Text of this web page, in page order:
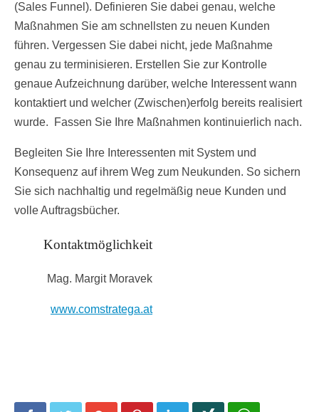
(Sales Funnel). Definieren Sie dabei genau, welche
Maßnahmen Sie am schnellsten zu neuen Kunden
führen. Vergessen Sie dabei nicht, jede Maßnahme
genau zu terminisieren. Erstellen Sie zur Kontrolle
genaue Aufzeichnung darüber, welche Interessent wann
kontaktiert und welcher (Zwischen)erfolg bereits realisiert
wurde. Fassen Sie Ihre Maßnahmen kontinuierlich nach.
Begleiten Sie Ihre Interessenten mit System und
Konsequenz auf ihrem Weg zum Neukunden. So sichern
Sie sich nachhaltig und regelmäßig neue Kunden und
volle Auftragsbücher.
Kontaktmöglichkeit
Mag. Margit Moravek
www.comstratega.at